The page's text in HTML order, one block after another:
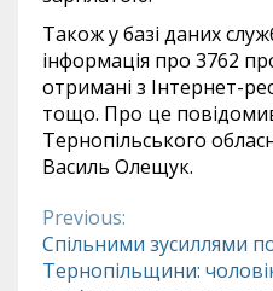
Також у базі даних
інформація про 3762
отримані з Інтернет-
тощо. Про це
Тернопільського
Василь Олещук.
Continue
Previous:
Спільними зусиллями
Тернопільщини: